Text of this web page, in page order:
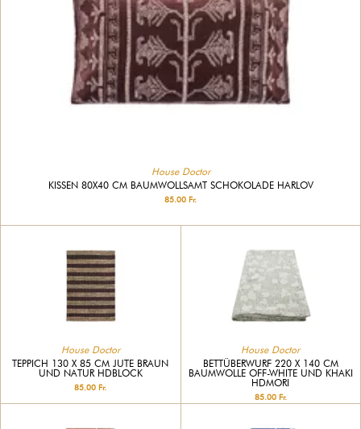
House Doctor
KISSEN 80X40 CM BAUMWOLLSAMT SCHOKOLADE HARLOV
85.00 Fr.
House Doctor
TEPPICH 130 X 85 CM JUTE BRAUN
UND NATUR HDBLOCK
85.00 Fr.
House Doctor
BETTÜBERWURF 220 X 140 CM
BAUMWOLLE OFF-WHITE UND KHAKI
HDMORI
85.00 Fr.